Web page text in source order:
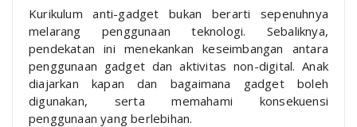
Kurikulum anti-gadget bukan berarti sepenuhnya
melarang penggunaan teknologi. Sebaliknya,
pendekatan ini menekankan keseimbangan antara
penggunaan gadget dan aktivitas non-digital. Anak
diajarkan kapan dan bagaimana gadget boleh
digunakan, serta memahami konsekuensi
penggunaan yang berlebihan.